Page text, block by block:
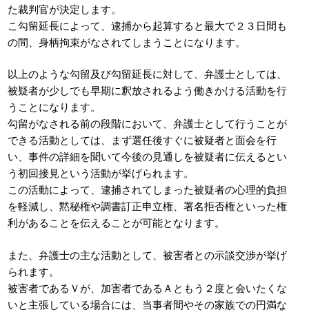
た裁判官が決定します。
こ勾留延長によって、逮捕から起算すると最大で２３日間も
の間、身柄拘束がなされてしまうことになります。
以上のような勾留及び勾留延長に対して、弁護士としては、
被疑者が少しでも早期に釈放されるよう働きかける活動を行
うことになります。
勾留がなされる前の段階において、弁護士として行うことが
できる活動としては、まず選任後すぐに被疑者と面会を行
い、事件の詳細を聞いて今後の見通しを被疑者に伝えるとい
う初回接見という活動が挙げられます。
この活動によって、逮捕されてしまった被疑者の心理的負担
を軽減し、黙秘権や調書訂正申立権、署名拒否権といった権
利があることを伝えることが可能となります。
また、弁護士の主な活動として、被害者との示談交渉が挙げ
られます。
被害者であるＶが、加害者であるＡともう２度と会いたくな
いと主張している場合には、当事者間やその家族での円満な